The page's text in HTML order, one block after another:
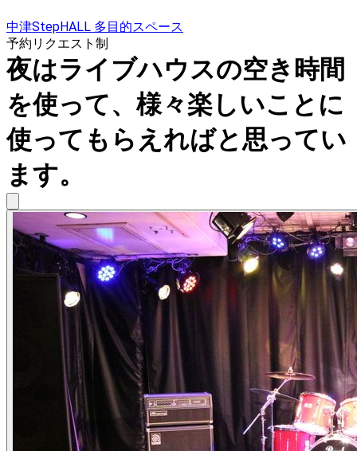
中津StepHALL 多目的スペース
予約リクエスト制
夜はライブハウスの空き時間
を使って、様々楽しいことに
使ってもらえればと思ってい
ます。